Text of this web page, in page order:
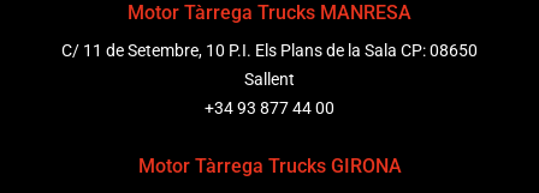
Motor Tàrrega Trucks MANRESA
C/ 11 de Setembre, 10 P.I. Els Plans de la Sala CP: 08650
Sallent
+34 93 877 44 00
Motor Tàrrega Trucks GIRONA